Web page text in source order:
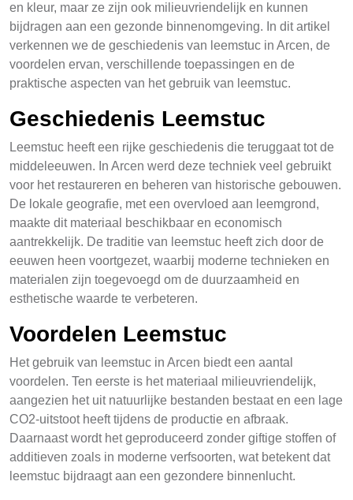
en kleur, maar ze zijn ook milieuvriendelijk en kunnen
bijdragen aan een gezonde binnenomgeving. In dit artikel
verkennen we de geschiedenis van leemstuc in Arcen, de
voordelen ervan, verschillende toepassingen en de
praktische aspecten van het gebruik van leemstuc.
Geschiedenis Leemstuc
Leemstuc heeft een rijke geschiedenis die teruggaat tot de
middeleeuwen. In Arcen werd deze techniek veel gebruikt
voor het restaureren en beheren van historische gebouwen.
De lokale geografie, met een overvloed aan leemgrond,
maakte dit materiaal beschikbaar en economisch
aantrekkelijk. De traditie van leemstuc heeft zich door de
eeuwen heen voortgezet, waarbij moderne technieken en
materialen zijn toegevoegd om de duurzaamheid en
esthetische waarde te verbeteren.
Voordelen Leemstuc
Het gebruik van leemstuc in Arcen biedt een aantal
voordelen. Ten eerste is het materiaal milieuvriendelijk,
aangezien het uit natuurlijke bestanden bestaat en een lage
CO2-uitstoot heeft tijdens de productie en afbraak.
Daarnaast wordt het geproduceerd zonder giftige stoffen of
additieven zoals in moderne verfsoorten, wat betekent dat
leemstuc bijdraagt aan een gezondere binnenlucht.